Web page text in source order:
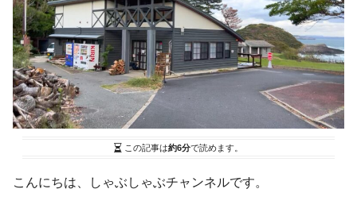
この記事は約6分で読めます。
こんにちは、しゃぶしゃぶチャンネルです。